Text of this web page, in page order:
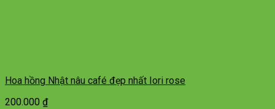
Hoa hồng Nhật nâu café đẹp nhất Iori rose
200.000 ₫